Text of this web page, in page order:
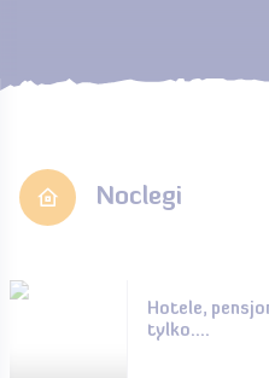
Noclegi
Hotele,
tylko....